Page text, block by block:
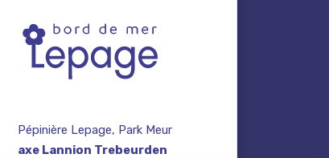
Pépinière Lepage, Park Meur
axe Lannion Trebeurden